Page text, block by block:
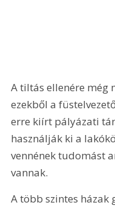
A tiltás ellenére még
ezekből a
erre kiírt pályázati
használják ki a
vennének tudomást
vannak.
A több szintes házak